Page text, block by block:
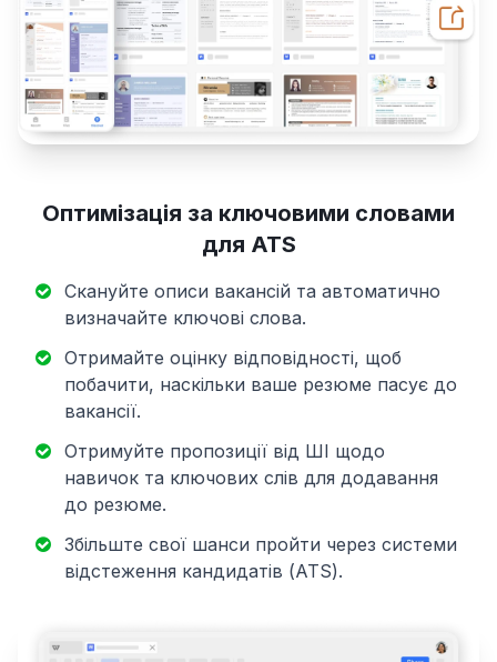
Оптимізація за ключовими словами
для ATS
Скануйте описи вакансій та автоматично
визначайте ключові слова.
Отримайте оцінку відповідності, щоб
побачити, наскільки ваше резюме пасує до
вакансії.
Отримуйте пропозиції від ШІ щодо
навичок та ключових слів для додавання
до резюме.
Збільште свої шанси пройти через системи
відстеження кандидатів (ATS).